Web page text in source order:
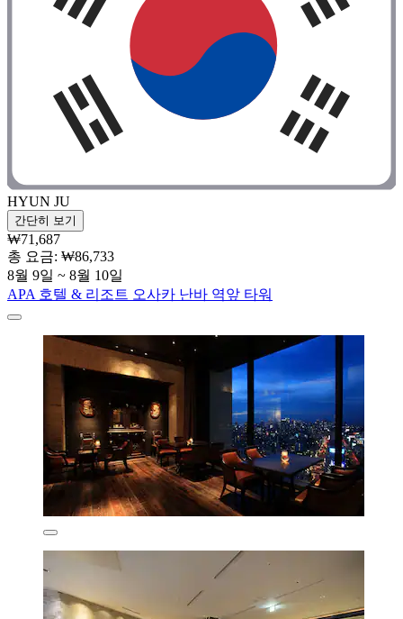
HYUN JU
간단히 보기
₩71,687
총 요금: ₩86,733
8월 9일 ~ 8월 10일
APA 호텔 & 리조트 오사카 난바 역앞 타워